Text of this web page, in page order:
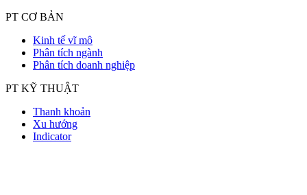
PT CƠ BẢN
Kinh tế vĩ mô
Phân tích ngành
Phân tích doanh nghiệp
PT KỸ THUẬT
Thanh khoản
Xu hướng
Indicator